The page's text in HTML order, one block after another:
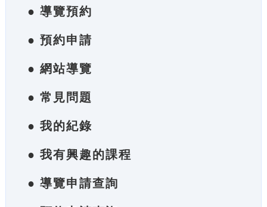
● 導覽預約
● 預約申請
● 網站導覽
● 常見問題
● 我的紀錄
● 我有興趣的課程
● 導覽申請查詢